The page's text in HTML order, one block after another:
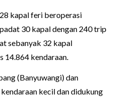
kapal feri beroperasi
30 kapal dengan 240 trip
sebanyak 32 kapal
14.864 kendaraan.
(Banyuwangi) dan
kecil dan didukung